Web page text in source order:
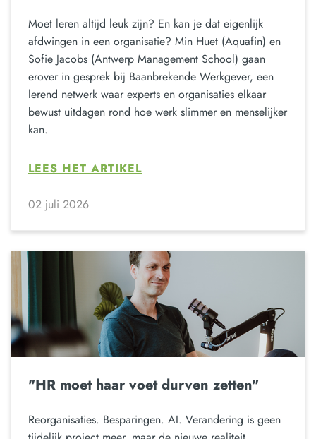
Moet leren altijd leuk zijn? En kan je dat eigenlijk
afdwingen in een organisatie? Min Huet (Aquafin) en
Sofie Jacobs (Antwerp Management School) gaan
erover in gesprek bij Baanbrekende Werkgever, een
lerend netwerk waar experts en organisaties elkaar
bewust uitdagen rond hoe werk slimmer en menselijker
kan.
LEES HET ARTIKEL
02 juli 2026
"HR moet haar voet durven zetten"
Reorganisaties. Besparingen. AI. Verandering is geen